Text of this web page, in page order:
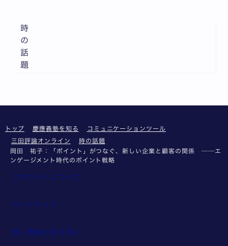
時
の
話
題
トップ 慶應義塾を知る
コミュニケーションツール
三田評論オンライン
時の話題
岡田 祐子：「ポイント」がつなぐ、新しい企業と顧客の関係 ──エ
ンゲージメント時代のポイント戦略
このサイトについて
サイトマップ
個人情報の取り扱い